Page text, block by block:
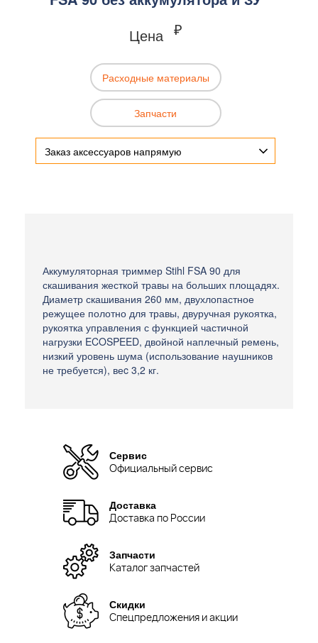
Аккумуляторная триммер Stihl FSA 90 для
скашивания жесткой травы на больших площадях.
Диаметр скашивания 260 мм, двухлопастное
режущее полотно для травы, двуручная рукоятка,
рукоятка управления с функцией частичной
нагрузки ECOSPEED, двойной наплечный ремень,
низкий уровень шума (использование наушников
не требуется), веc 3,2 кг.
Цена ₽
Расходные материалы
Запчасти
Заказ аксессуаров напрямую
Сервис
Официальный сервис
Доставка
Доставка по России
Запчасти
Каталог запчастей
Скидки
Спецпредложения и акции